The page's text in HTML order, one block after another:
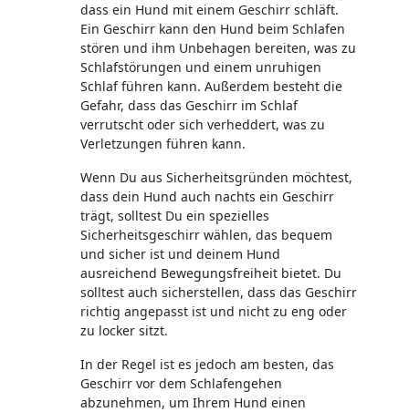
dass ein Hund mit einem Geschirr schläft.
Ein Geschirr kann den Hund beim Schlafen
stören und ihm Unbehagen bereiten, was zu
Schlafstörungen und einem unruhigen
Schlaf führen kann. Außerdem besteht die
Gefahr, dass das Geschirr im Schlaf
verrutscht oder sich verheddert, was zu
Verletzungen führen kann.
Wenn Du aus Sicherheitsgründen möchtest,
dass dein Hund auch nachts ein Geschirr
trägt, solltest Du ein spezielles
Sicherheitsgeschirr wählen, das bequem
und sicher ist und deinem Hund
ausreichend Bewegungsfreiheit bietet. Du
solltest auch sicherstellen, dass das Geschirr
richtig angepasst ist und nicht zu eng oder
zu locker sitzt.
In der Regel ist es jedoch am besten, das
Geschirr vor dem Schlafengehen
abzunehmen, um Ihrem Hund einen